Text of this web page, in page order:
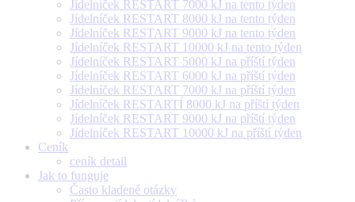
Jídelníček RESTART 7000 kJ na tento týden
Jídelníček RESTART 8000 kJ na tento týden
Jídelníček RESTART 9000 kJ na tento týden
Jídelníček RESTART 10000 kJ na tento týden
Jídelníček RESTART 5000 kJ na příští týden
Jídelníček RESTART 6000 kJ na příští týden
Jídelníček RESTART 7000 kJ na příští týden
Jídelníček RESTARTÍ 8000 kJ na příští týden
Jídelníček RESTART 9000 kJ na příští týden
Jídelníček RESTART 10000 kJ na příští týden
Ceník
ceník detail
Jak to funguje
Často kladené otázky